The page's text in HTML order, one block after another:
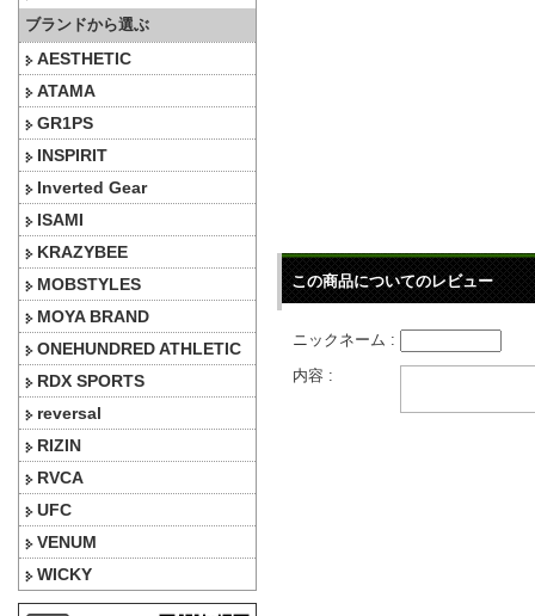
ブランドから選ぶ
AESTHETIC
ATAMA
GR1PS
INSPIRIT
Inverted Gear
ISAMI
KRAZYBEE
MOBSTYLES
MOYA BRAND
ONEHUNDRED ATHLETIC
RDX SPORTS
reversal
RIZIN
RVCA
UFC
VENUM
WICKY
この商品についてのレビュー
ニックネーム :
内容 :